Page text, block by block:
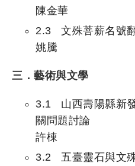
陳金華
2.3 文殊菩薪名號
姚騰
三．藝術與文學
3.1 山西壽陽縣新
關問題討論
許棟
3.2 五臺靈石與文